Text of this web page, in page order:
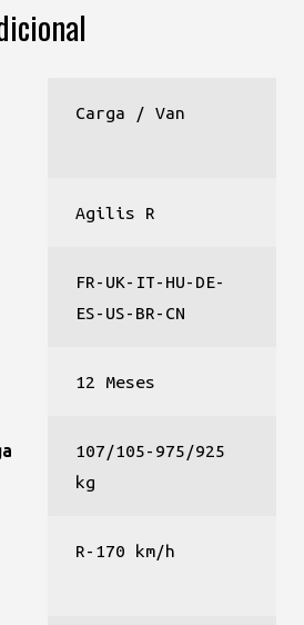
Carga / Van
Agilis R
FR-UK-IT-HU-DE-
ES-US-BR-CN
12 Meses
107/105-975/925
kg
R-170 km/h